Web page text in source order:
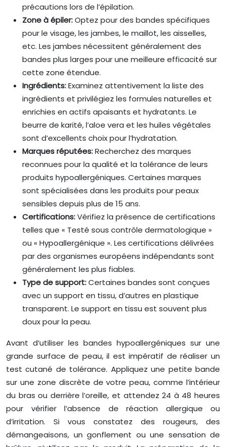
précautions lors de l’épilation.
Zone à épiler:Optez pour des bandes spécifiques
pour le visage, les jambes, le maillot, les aisselles,
etc. Les jambes nécessitent généralement des
bandes plus larges pour une meilleure efficacité sur
cette zone étendue.
Ingrédients:Examinez attentivement la liste des
ingrédients et privilégiez les formules naturelles et
enrichies en actifs apaisants et hydratants. Le
beurre de karité, l’aloe vera et les huiles végétales
sont d’excellents choix pour l’hydratation.
Marques réputées:Recherchez des marques
reconnues pour la qualité et la tolérance de leurs
produits hypoallergéniques. Certaines marques
sont spécialisées dans les produits pour peaux
sensibles depuis plus de 15 ans.
Certifications:Vérifiez la présence de certifications
telles que « Testé sous contrôle dermatologique »
ou « Hypoallergénique ». Les certifications délivrées
par des organismes européens indépendants sont
généralement les plus fiables.
Type de support:Certaines bandes sont conçues
avec un support en tissu, d’autres en plastique
transparent. Le support en tissu est souvent plus
doux pour la peau.
Avant d’utiliser les bandes hypoallergéniques sur une
grande surface de peau, il est impératif de réaliser un
test cutané de tolérance. Appliquez une petite bande
sur une zone discrète de votre peau, comme l’intérieur
du bras ou derrière l’oreille, et attendez 24 à 48 heures
pour vérifier l’absence de réaction allergique ou
d’irritation. Si vous constatez des rougeurs, des
démangeaisons, un gonflement ou une sensation de